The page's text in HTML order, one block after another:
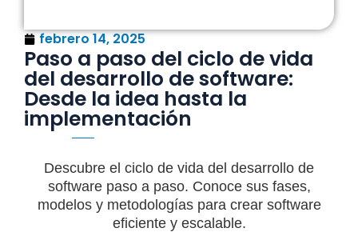
febrero 14, 2025
Paso a paso del ciclo de vida
del desarrollo de software:
Desde la idea hasta la
implementación
Descubre el ciclo de vida del desarrollo de
software paso a paso. Conoce sus fases,
modelos y metodologías para crear software
eficiente y escalable.